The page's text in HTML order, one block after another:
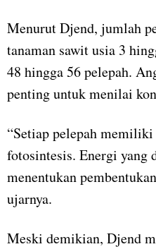
Menurut Djend, jumlah
tanaman sawit usia 3
48 hingga 56 pelepah.
penting untuk menilai
“Setiap pelepah
fotosintesis. Energi yang
menentukan
ujarnya.
Meski demikian, Djend